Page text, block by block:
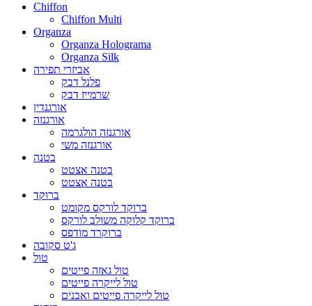
Chiffon
Chiffon Multi
Organza
Organza Holograma
Organza Silk
אביזרי תפירה
פלנל דבק
שרמייז דבק
אורגנדין
אורגנזה
אורגנזה הולגרמה
אורגנזה משי
בטנה
בטנה אצטט
בטנה אצטט
ברוקד
ברוקד לורקס מקומט
ברוקד קלוקה משולב לורקס
ברוקרד מודפס
ג'ט סקובה
טול
טול גאזה פייטים
טול לייקרה פייטים
טול לייקרה פייטים ואבנים